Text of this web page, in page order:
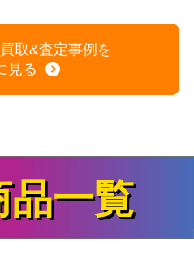
取&査定事例を
見る
品一覧